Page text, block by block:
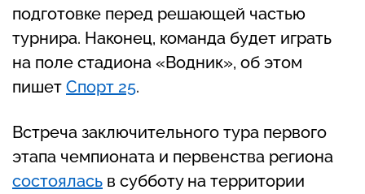
подготовке перед решающей частью
турнира. Наконец, команда будет играть
на поле стадиона «Водник», об этом
пишет Спорт 25.
Встреча заключительного тура первого
этапа чемпионата и первенства региона
состоялась в субботу на территории